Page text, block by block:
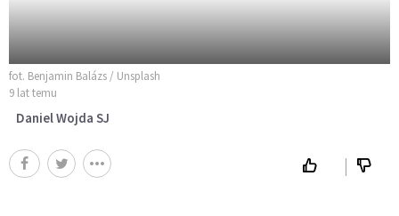
fot. Benjamin Balázs / Unsplash
9 lat temu
Daniel Wojda SJ